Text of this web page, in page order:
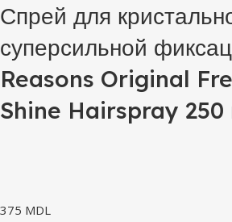
Спрей для
суперсильной
Reasons Original
Shine Hairspray 250
375 MDL